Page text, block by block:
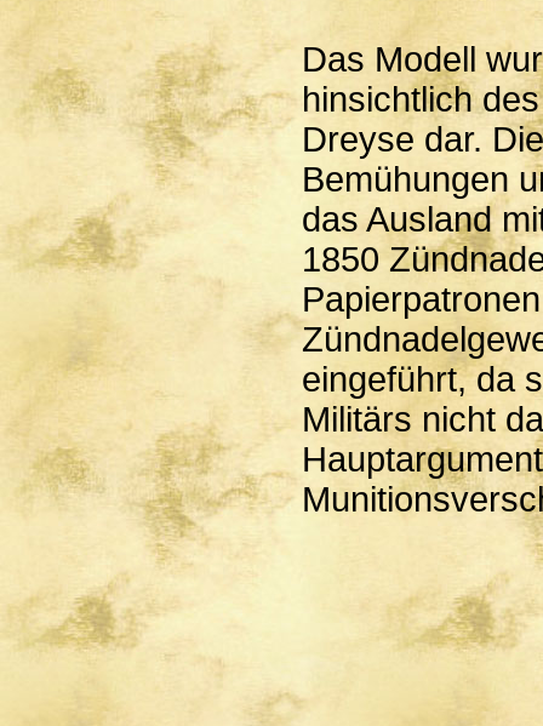
Das Modell
hinsichtlich
Dreyse dar.
Bemühungen
das Ausland
1850
eingeführt, da
Militärs nicht